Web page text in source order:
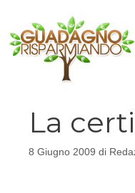
contenuto
La
8 Giugno 2009 di